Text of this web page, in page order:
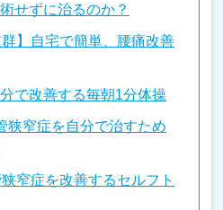
せずに治るのか？
群】自宅で簡単、腰痛改善
で改善する毎朝1分体操
狭窄症を自分で治すため
窄症を改善するセルフト